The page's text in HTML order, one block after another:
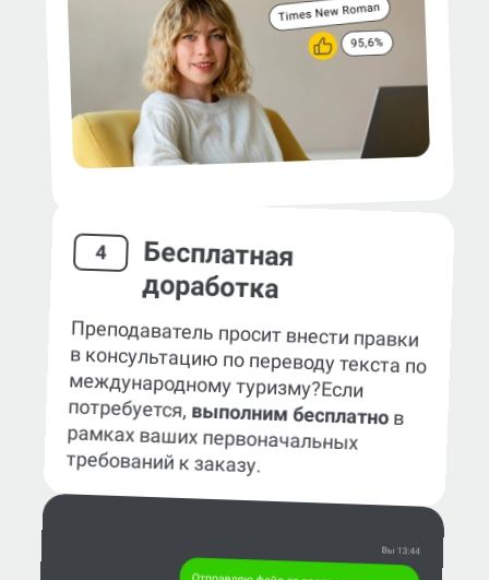
4 Бесплатная
доработка
Преподаватель просит внести правки
в консультацию по переводу текста по
международному туризму?Если
потребуется, выполним бесплатнов
рамках ваших первоначальных
требований к заказу.